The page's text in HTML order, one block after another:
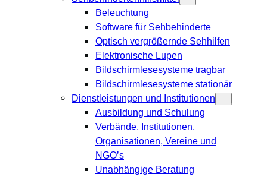
Beleuchtung
Software für Sehbehinderte
Optisch vergrößernde Sehhilfen
Elektronische Lupen
Bildschirmlesesysteme tragbar
Bildschirmlesesysteme stationär
Dienstleistungen und Institutionen
Ausbildung und Schulung
Verbände, Institutionen,
Organisationen, Vereine und
NGO’s
Unabhängige Beratung